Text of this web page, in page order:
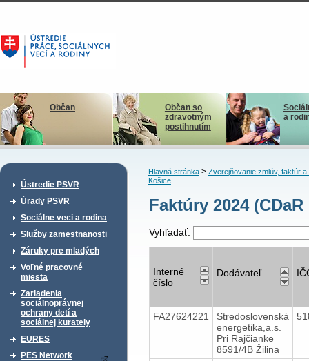
Občan
Občan so
zdravotným
postihnutím
a
Ústredie PSVR
Úrady PSVR
Sociálne veci a rodina
Služby zamestnanosti
Záruky pre mladých
Voľné pracovné
miesta
Zariadenia
sociálnoprávnej
ochrany detí a
sociálnej kurately
EURES
PES Network
Hlavná stránka> Zverejňovanie zmlúv, faktúr a
Košice
Faktúry 2024
Vyhľadať:
Interné
číslo
Dodávateľ
FA27624221
Stredoslovenská
energetika,a.s.
Pri Rajčianke
8591/4B Žilina